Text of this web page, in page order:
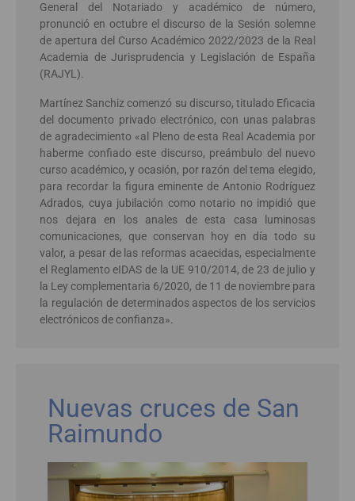
General del Notariado y académico de número,
pronunció en octubre el discurso de la Sesión solemne
de apertura del Curso Académico 2022/2023 de la Real
Academia de Jurisprudencia y Legislación de España
(RAJYL).
Martínez Sanchiz comenzó su discurso, titulado Eficacia
del documento privado electrónico, con unas palabras
de agradecimiento «al Pleno de esta Real Academia por
haberme confiado este discurso, preámbulo del nuevo
curso académico, y ocasión, por razón del tema elegido,
para recordar la figura eminente de Antonio Rodríguez
Adrados, cuya jubilación como notario no impidió que
nos dejara en los anales de esta casa luminosas
comunicaciones, que conservan hoy en día todo su
valor, a pesar de las reformas acaecidas, especialmente
el Reglamento eIDAS de la UE 910/2014, de 23 de julio y
la Ley complementaria 6/2020, de 11 de noviembre para
la regulación de determinados aspectos de los servicios
electrónicos de confianza».
Nuevas cruces de San
Raimundo